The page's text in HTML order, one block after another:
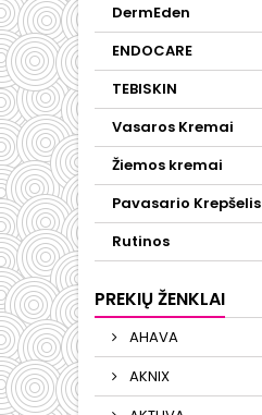
DermEden
ENDOCARE
TEBISKIN
Vasaros Kremai
Žiemos kremai
Pavasario Krepšelis
Rutinos
PREKIŲ ŽENKLAI
AHAVA
AKNIX